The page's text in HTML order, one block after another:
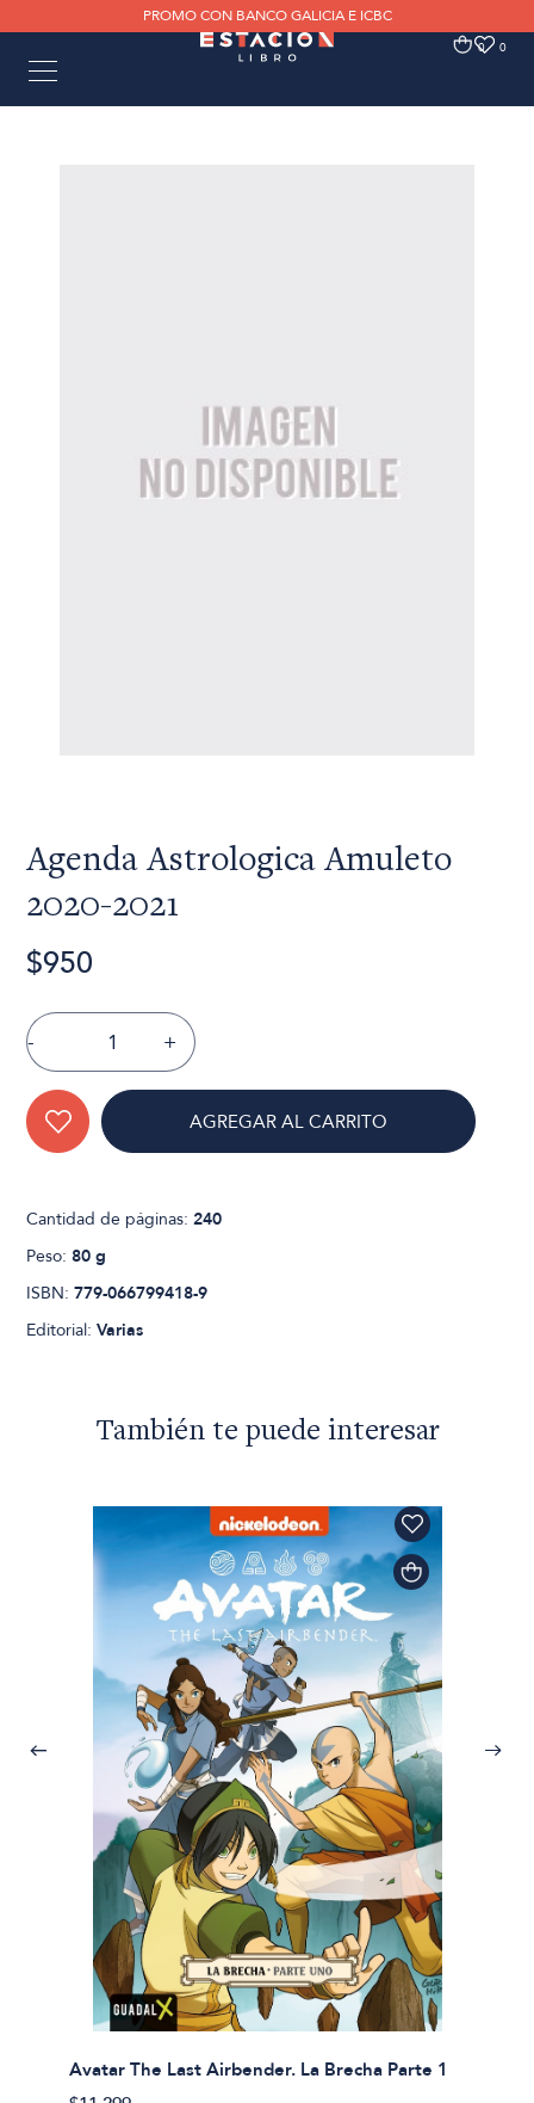
PROMO CON BANCO GALICIA E ICBC
0 0
Agenda Astrologica Amuleto
2020-2021
$950
- +
AGREGAR AL CARRITO
Cantidad de páginas:240
Peso:80 g
ISBN:779-066799418-9
Editorial:Varias
También te puede interesar
Avatar The Last Airbender. La Brecha Parte 1